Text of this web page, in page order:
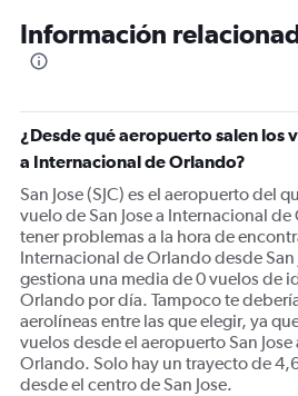
categories.
The
Y
axis
displaying
values.
Range:
0
to
750.
Información
¿Desde qué aeropuerto salen los
a Internacional de Orlando?
San Jose (SJC) es el aeropuerto del
vuelo de San Jose a Internacional
tener problemas a la hora de
Internacional de Orlando desde San
gestiona una media de 0 vuelos de
Orlando por día. Tampoco te
aerolíneas entre las que elegir, ya
vuelos desde el aeropuerto San
Orlando. Solo hay un trayecto de 4,6
desde el centro de San Jose.